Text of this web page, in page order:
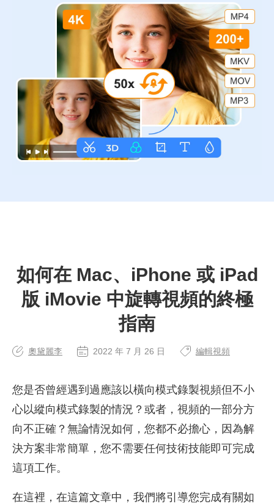
如何在 Mac、iPhone 或 iPad
版 iMovie 中旋轉視頻的終極
指南
奧黛麗李 2022 年 7 月 26 日 編輯視頻
您是否曾經遇到過應該以橫向模式錄製視頻但不小
心以縱向模式錄製的情況？或者，視頻的一部分方
向不正確？無論情況如何，您都不必擔心，因為解
決方案非常簡單，您不需要任何技術技能即可完成
這項工作。
在這裡，在這篇文章中，我們將引導您完成有關如